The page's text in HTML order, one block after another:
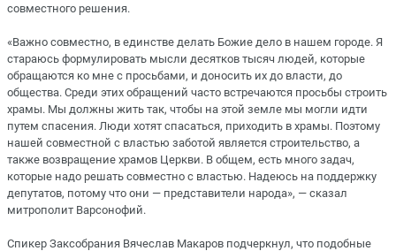
совместного решения.
«Важно совместно, в единстве делать Божие дело в нашем городе. Я
стараюсь формулировать мысли десятков тысяч людей, которые
обращаются ко мне с просьбами, и доносить их до власти, до
общества. Среди этих обращений часто встречаются просьбы строить
храмы. Мы должны жить так, чтобы на этой земле мы могли идти
путем спасения. Люди хотят спасаться, приходить в храмы. Поэтому
нашей совместной с властью заботой является строительство, а
также возвращение храмов Церкви. В общем, есть много задач,
которые надо решать совместно с властью. Надеюсь на поддержку
депутатов, потому что они — представители народа», — сказал
митрополит Варсонофий.
Спикер Заксобрания Вячеслав Макаров подчеркнул, что подобные